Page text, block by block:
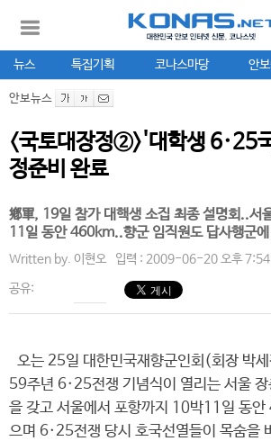
뉴스 특집기획 코나스마당 안
안보뉴스
<국토대장정②>'대학생 6·25
정준비 완료
鄕軍, 19일 참가 대핵생 소집 최종 설명회..서
11일 동안 460km..향군 임직원도 답사행군에
Written by. 이현오 입력 : 2009-06-20 오후
공유:
오는 25일 대한민국재향군인회(회장 박세
59주년 6·25전쟁 기념식이 열리는 서울
을 갖고 서울에서 포항까지 10박11일 동
으며 6·25전쟁 당시 호국선열들이 목숨을